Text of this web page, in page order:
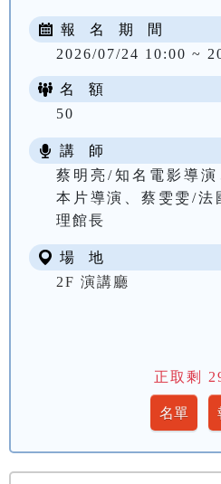
報 名 期 間
2026/07/24 10:00 ~
名 額
50
講 師
蔡明亮/知名電影導
本片導演、蔡雯雯/法
理館長
場 地
2F 演講廳
正取剩